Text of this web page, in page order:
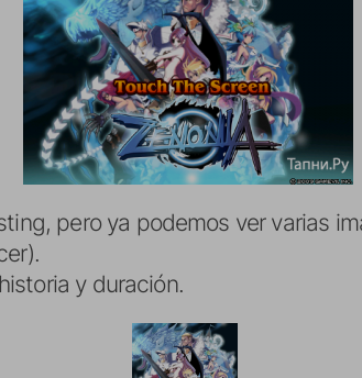
pero ya podemos ver varias
y duración.